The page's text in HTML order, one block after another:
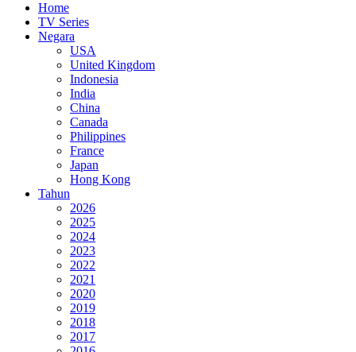
Home
TV Series
Negara
USA
United Kingdom
Indonesia
India
China
Canada
Philippines
France
Japan
Hong Kong
Tahun
2026
2025
2024
2023
2022
2021
2020
2019
2018
2017